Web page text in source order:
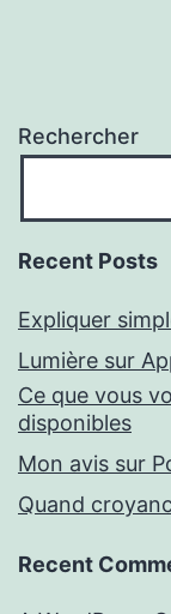
Rechercher
Recent Posts
Expliquer
Lumière sur
Ce que vous
disponibles
Mon avis sur
Quand
Recent